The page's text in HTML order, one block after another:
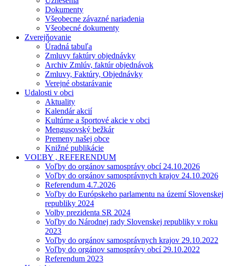
Dokumenty
Všeobecne závazné nariadenia
Všeobecné dokumenty
Zverejňovanie
Úradná tabuľa
Zmluvy faktúry objednávky
Archiv Zmlúv, faktúr objednávok
Zmluvy, Faktúry, Objednávky
Verejné obstarávanie
Udalosti v obci
Aktuality
Kalendár akcií
Kultúrne a športové akcie v obci
Mengusovský bežkár
Premeny našej obce
Knižné publikácie
VOĽBY , REFERENDUM
Voľby do orgánov samosprávy obcí 24.10.2026
Voľby do orgánov samosprávnych krajov 24.10.2026
Referendum 4.7.2026
Voľby do Európskeho parlamentu na území Slovenskej
republiky 2024
Volby prezidenta SR 2024
Voľby do Národnej rady Slovenskej republiky v roku
2023
Voľby do orgánov samosprávnych krajov 29.10.2022
Voľby do orgánov samosprávy obcí 29.10.2022
Referendum 2023